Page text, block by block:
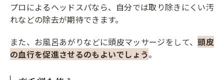
プロによるヘッドスパなら、自分では取り除きにくい汚
れなどの除去が期待できます。
また、お風呂あがりなどに頭皮マッサージをして、頭皮
の血行を促進させるのもよいでしょう。